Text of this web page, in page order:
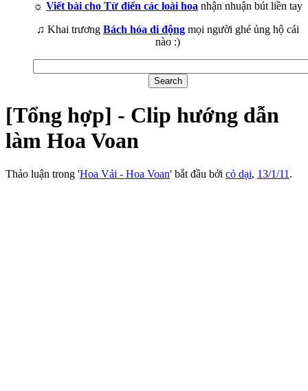
☼ Viết bài cho Từ điển các loài hoa nhận nhuận bút liền tay
♫ Khai trương Bách hóa di động mọi người ghé ủng hộ cái
nào :)
[Tổng hợp] - Clip hướng dẫn
làm Hoa Voan
Thảo luận trong 'Hoa Vải - Hoa Voan' bắt đầu bởi cỏ dại, 13/1/11.